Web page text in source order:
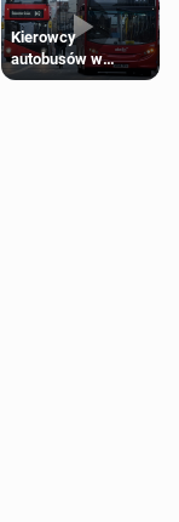
Kierowcy
autobusów w
Londynie